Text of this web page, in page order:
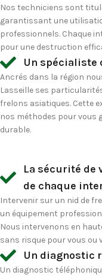
Nos techniciens sont
garantissant une
professionnels. Chaque
pour une destruction
Un spécialiste
Ancrés dans la région
Lasseille ses
frelons asiatiques. Cette
nos méthodes pour vous
durable.
La sécurité de
de chaque
Intervenir sur un nid de
un équipement
Nous intervenons en
sans risque pour vous ou
Un diagnostic
Un diagnostic